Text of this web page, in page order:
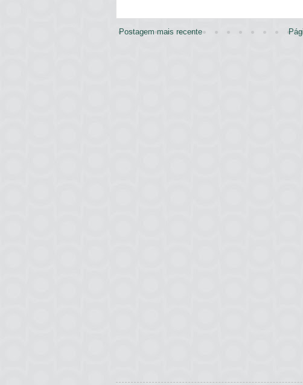
Postagem mais recente